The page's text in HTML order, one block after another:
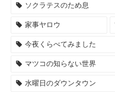
ソクラテスのため息
家事ヤロウ
今夜くらべてみました
マツコの知らない世界
水曜日のダウンタウン